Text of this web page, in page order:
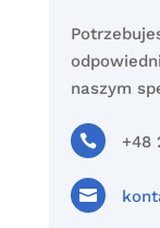
naszym
 +48
